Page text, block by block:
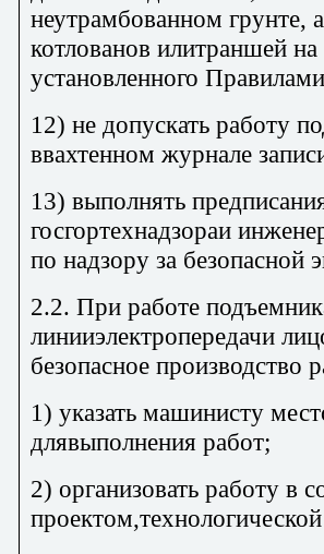
неутрамбованном грунте,
котлованов илитраншей
установленного
12) не допускать работу
ввахтенном журнале
13) выполнять
госгортехнадзораи
по надзору за безопасной
2.2. При работе
линииэлектропередачи
безопасное
1) указать машинисту
длявыполнения работ;
2) организовать работу в